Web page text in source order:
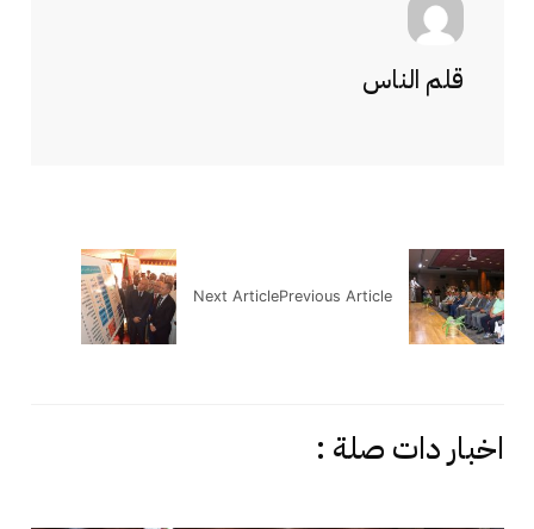
قلم الناس
Previous Article
Next Article
اخبار دات صلة :